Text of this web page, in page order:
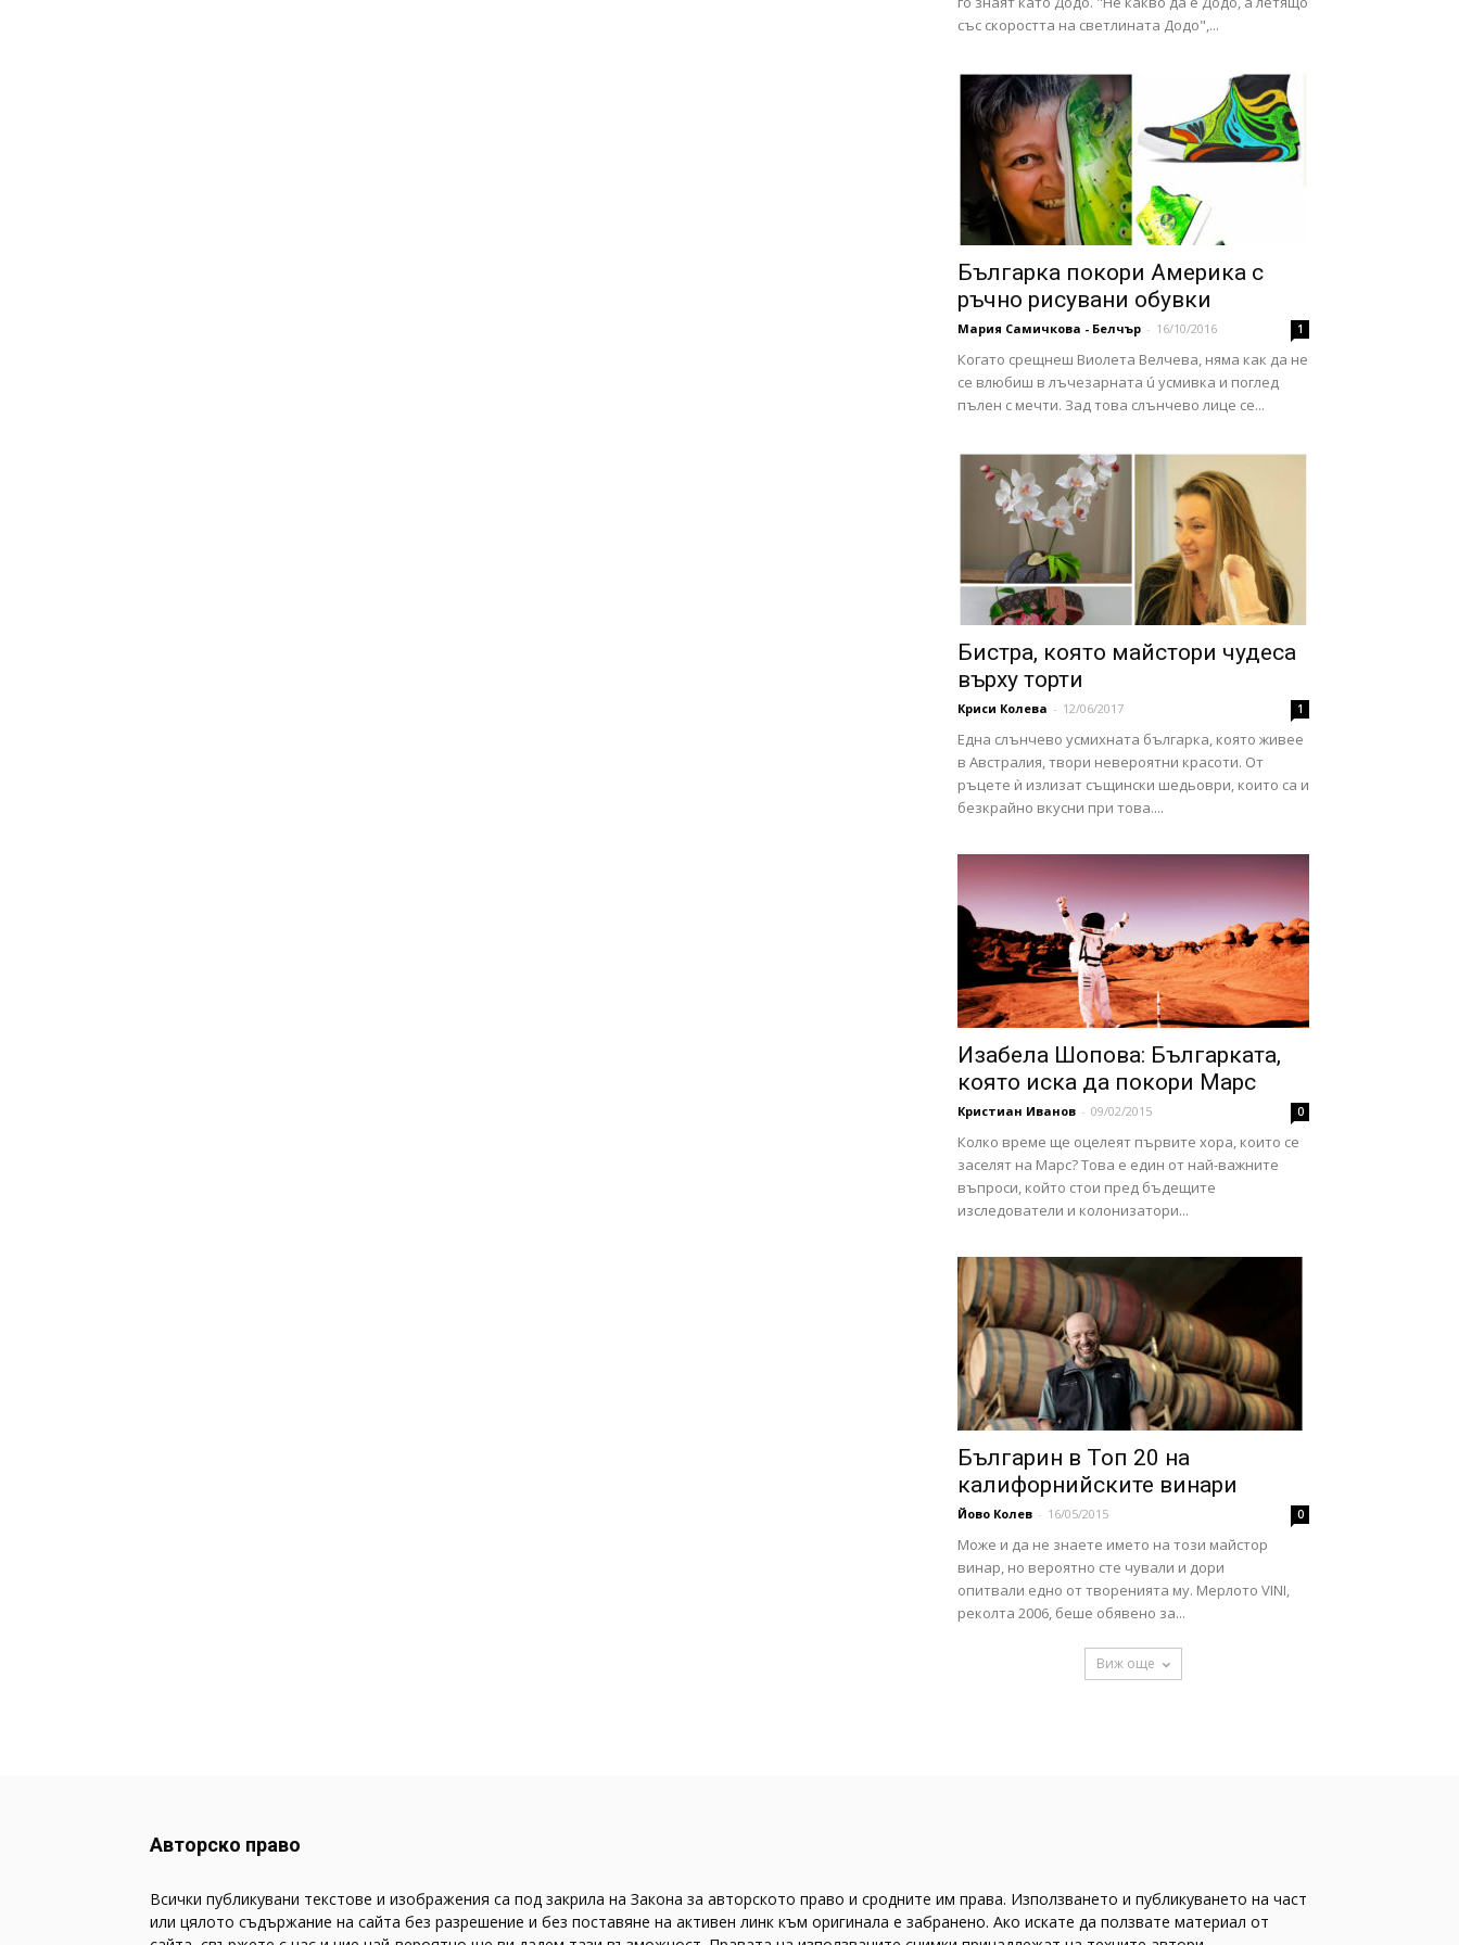
със скоростта на светлината Додо",...
Българка покори Америка с
ръчно рисувани обувки
Мария Самичкова - Белчър - 16/10/2016 1
Когато срещнеш Виолета Велчева, няма как да не
се влюбиш в лъчезарната ú усмивка и поглед
пълен с мечти. Зад това слънчево лице се...
Бистра, която майстори чудеса
върху торти
Криси Колева - 12/06/2017 1
Една слънчево усмихната българка, която живее
в Австралия, твори невероятни красоти. От
ръцете ѝ излизат същински шедьоври, които са и
безкрайно вкусни при това....
Изабела Шопова: Българката,
която иска да покори Марс
Кристиан Иванов - 09/02/2015 0
Колко време ще оцелеят първите хора, които се
заселят на Марс? Това е един от най-важните
въпроси, който стои пред бъдещите
изследователи и колонизатори...
Българин в Топ 20 на
калифорнийските винари
Йово Колев - 16/05/2015 0
Може и да не знаете името на този майстор
винар, но вероятно сте чували и дори
опитвали едно от творенията му. Мерлото VINI,
реколта 2006, беше обявено за...
Виж още
Авторско право
Всички публикувани текстове и изображения са под закрила на Закона за авторското право и сродните им права. Използването и публикуването на част
или цялото съдържание на сайта без разрешение и без поставяне на активен линк към оригинала е забранено. Ако искате да ползвате материал от